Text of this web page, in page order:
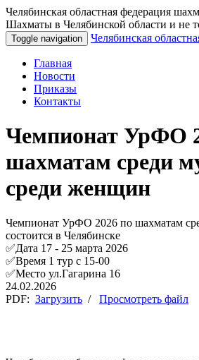
Челябинская областная федерация
Шахматы в Челябинской области и не
Toggle navigation Челябинская
Главная
Новости
Приказы
Контакты
Чемпионат УрФО
шахматам среди
среди женщин
Чемпионат УрФО 2026 по шахматам
состоится в Челябинске
✅Дата 17 - 25 марта 2026
✅Время 1 тур с 15-00
✅Место ул.Гагарина 16
24.02.2026
PDF: Загрузить / Просмотреть файл